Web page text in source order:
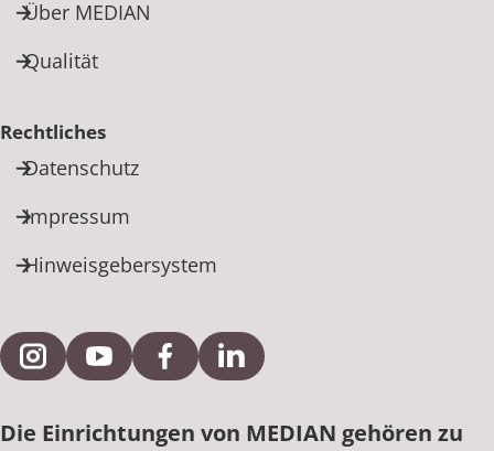
Über MEDIAN
Qualität
Rechtliches
Datenschutz
Impressum
Hinweisgebersystem
Externe Verlinkung zu Instagram
Externe Verlinkung zu YouTube
Externe Verlinkung zu Facebook
Externe Verlinkung zu
Die Einrichtungen von MEDIAN gehören zu